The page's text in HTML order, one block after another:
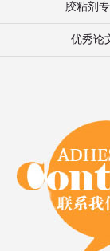
胶粘剂专
优秀论